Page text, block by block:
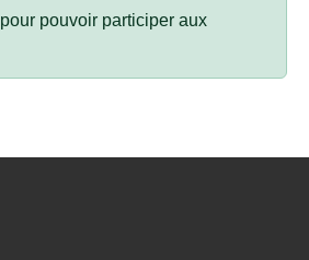
pour pouvoir participer aux